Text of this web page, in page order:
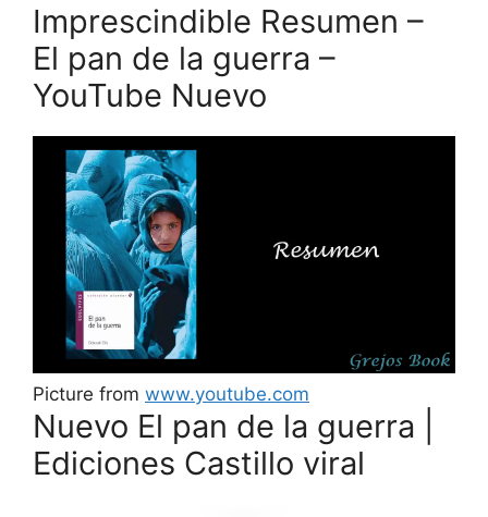
Imprescindible Resumen –
El pan de la guerra –
YouTube Nuevo
Picture from www.youtube.com
Nuevo El pan de la guerra |
Ediciones Castillo viral